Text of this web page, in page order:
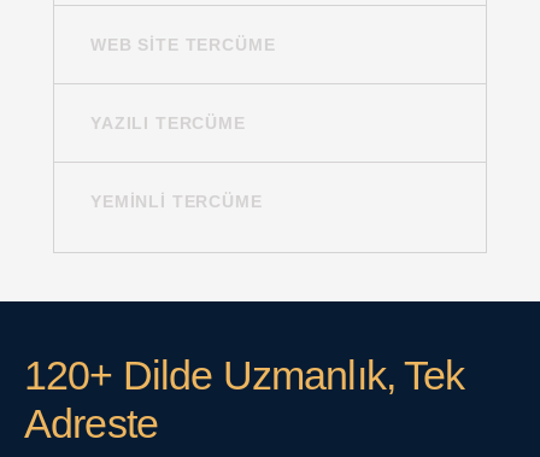
WEB SITE TERCÜME
YAZILI TERCÜME
YEMINLI TERCÜME
120+ Dilde Uzmanlık, Tek
Adreste